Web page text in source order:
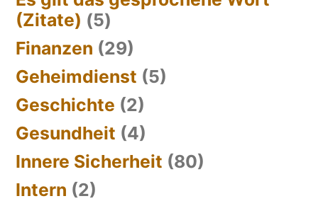
(Zitate) (5)
Finanzen (29)
Geheimdienst (5)
Geschichte (2)
Gesundheit (4)
Innere Sicherheit (80)
Intern (2)